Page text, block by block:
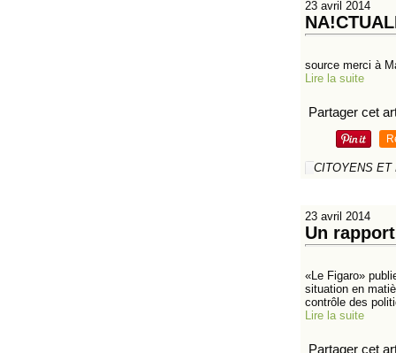
23 avril 2014
source merci à
Lire la suite
Partager cet
CITOYENS ET
23 avril 2014
Un
«Le Figaro»
situation en
contrôle des
Lire la suite
Partager cet